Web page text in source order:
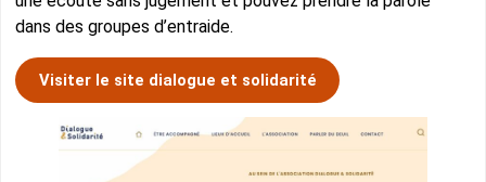
dans des groupes d’entraide.
Visiter le site dialogue et solidarité